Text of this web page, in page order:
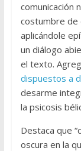
comunicación
costumbre de
aplicándole
un diálogo
el texto.
dispuestos a
desarme
la psicosis
Destaca que
oscura en la